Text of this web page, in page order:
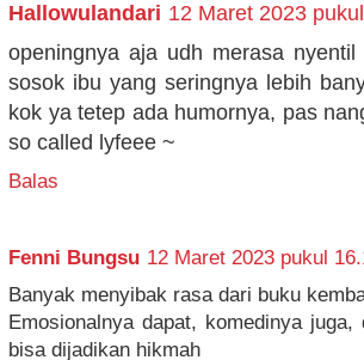
Hallowulandari 12 Maret 2023
openingnya aja udh merasa
sosok ibu yang seringnya lebih
kok ya tetep ada humornya, pas
so called lyfeee ~
Balas
Fenni Bungsu 12 Maret 2023 pukul
Banyak menyibak rasa dari buku
Emosionalnya dapat, komedinya
bisa dijadikan hikmah